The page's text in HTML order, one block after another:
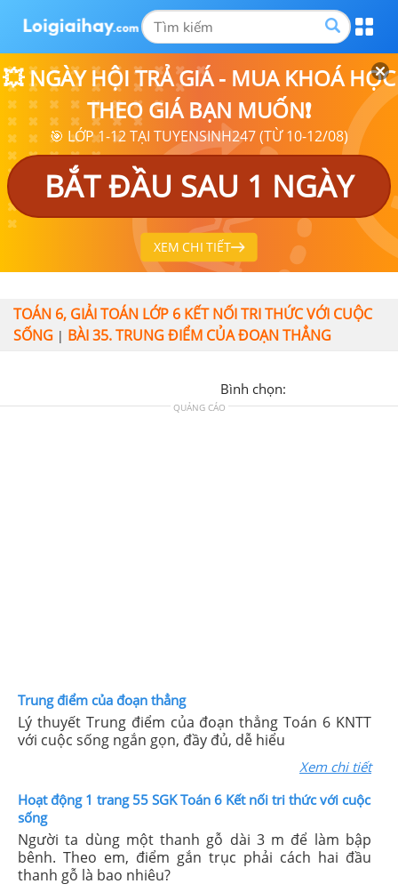
💥 NGÀY HỘI TRẢ GIÁ - MUA KHOÁ HỌC
THEO GIÁ BẠN MUỐN❗
🎯 LỚP 1-12 TẠI TUYENSINH247 (TỪ 10-12/08)
BẮT ĐẦU SAU 1 NGÀY
XEM CHI TIẾT
TOÁN 6, GIẢI TOÁN LỚP 6 KẾT NỐI TRI THỨC VỚI CUỘC
SỐNG | BÀI 35. TRUNG ĐIỂM CỦA ĐOẠN THẲNG
Bình chọn:
QUẢNG CÁO
Trung điểm của đoạn thẳng
Lý thuyết Trung điểm của đoạn thẳng Toán 6 KNTT
với cuộc sống ngắn gọn, đầy đủ, dễ hiểu
Xem chi tiết
Hoạt động 1 trang 55 SGK Toán 6 Kết nối tri thức với cuộc
sống
Người ta dùng một thanh gỗ dài 3 m để làm bập
bênh. Theo em, điểm gắn trục phải cách hai đầu
thanh gỗ là bao nhiêu?